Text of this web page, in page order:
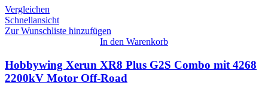
Vergleichen
Schnellansicht
Zur Wunschliste hinzufügen
In den Warenkorb
Hobbywing Xerun XR8 Plus G2S Combo mit 4268
2200kV Motor Off-Road